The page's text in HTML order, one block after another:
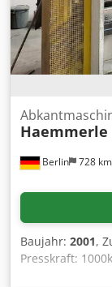
Berlin 728 km
Haemmerle
Baujahr: 2001,
Presskraft:
Ausladung: